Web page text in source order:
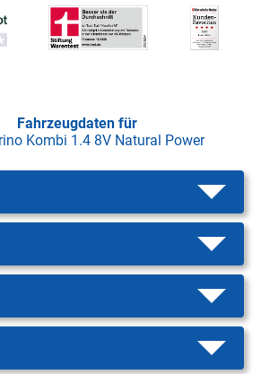
Fahrzeugdaten für
Kombi 1.4 8V Natural Power